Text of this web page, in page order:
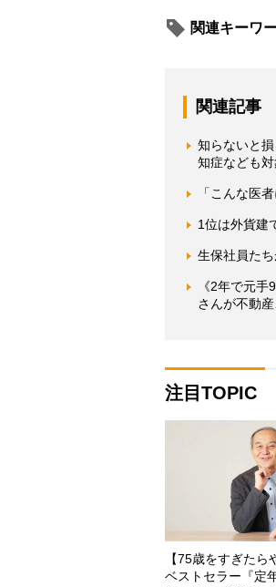
関連キーワ
関連記事
知らないと
知症なども対
「こんな医
1位は外貨建
生保社員た
《2年で元
さんが不動
注目TOPIC
【75歳をすぎたら
ベストセラー『定